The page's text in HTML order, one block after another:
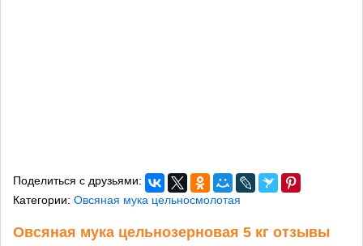
Поделиться с друзьями:
Категории: Овсяная мука цельносмолотая
Овсяная мука цельнозерновая 5 кг отзывы